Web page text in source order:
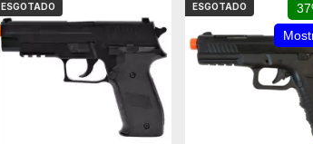
ESGOTADO ESGOTADO